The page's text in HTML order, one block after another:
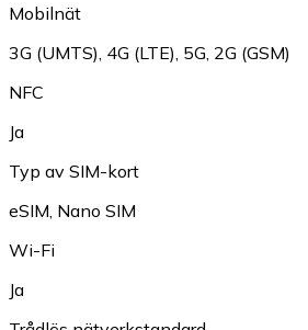
Mobilnät
3G (UMTS) 4G (LTE) 5G 2G (GSM)
NFC
Ja
Typ av SIM-kort
eSIM Nano SIM
Wi-Fi
Ja